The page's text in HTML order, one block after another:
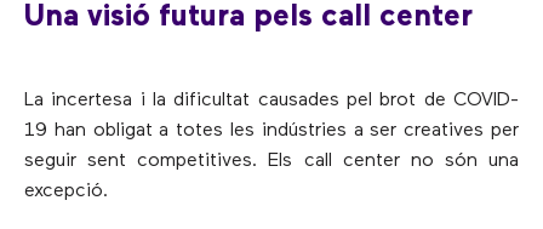
Una visió futura pels call center
La incertesa i la dificultat causades pel brot de COVID-
19 han obligat a totes les indústries a ser creatives per
seguir sent competitives. Els call center no són una
excepció.